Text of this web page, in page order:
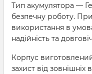
Тип акумулятора —
безпечну роботу.
використання в
надійність та
Корпус
захист від зовнішніх